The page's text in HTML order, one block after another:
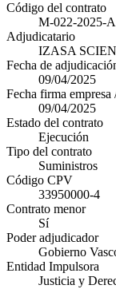
Código del contrato
M-022-2025-
Adjudicatario
IZASA
Fecha de
09/04/2025
Fecha firma
09/04/2025
Estado del contrato
Ejecución
Tipo del contrato
Suministros
Código CPV
33950000-4
Contrato menor
Sí
Poder adjudicador
Gobierno
Entidad Impulsora
Justicia y